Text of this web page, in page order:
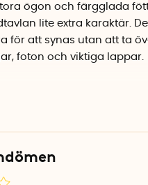
ögon och färgglada
lite extra karaktär.
för att synas utan att ta
foton och viktiga lappar.